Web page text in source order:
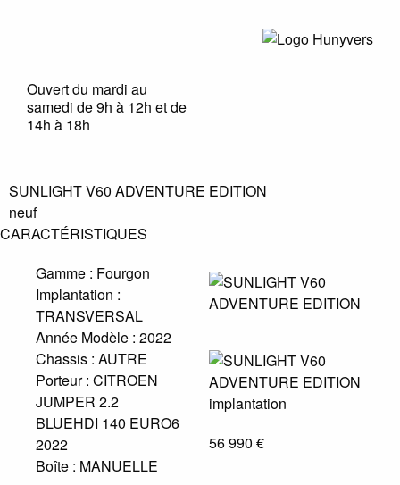
Ouvert du mardi au
samedi de 9h à 12h et de
14h à 18h
SUNLIGHT V60 ADVENTURE EDITION
neuf
CARACTÉRISTIQUES
Gamme : Fourgon
Implantation :
TRANSVERSAL
Année Modèle : 2022
Chassis : AUTRE
Porteur : CITROEN
JUMPER 2.2
BLUEHDI 140 EURO6
2022
Boîte : MANUELLE
56 990 €